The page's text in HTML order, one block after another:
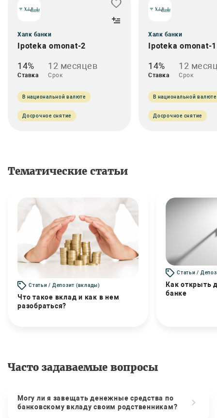
Халк банки
Ipoteka omonat-2
14%
Ставка
12 месяцев
Срок
В национальной валюте
Досрочное снятие
Халк банки
Ipoteka omonat-1
14%
Ставка
12
Срок
В национальной валюте
Досрочное снятие
Тематические статьи
Статьи / Депозит (вклады)
Что такое вклад и как в нем
разобраться?
Статьи /
Как открыть
банке
Часто задаваемые вопросы
Могу ли я завещать денежные средства по
банковскому вкладу своим родственникам?